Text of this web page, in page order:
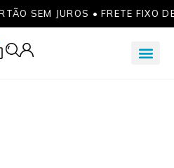
SEM JUROS • FRETE FIXO